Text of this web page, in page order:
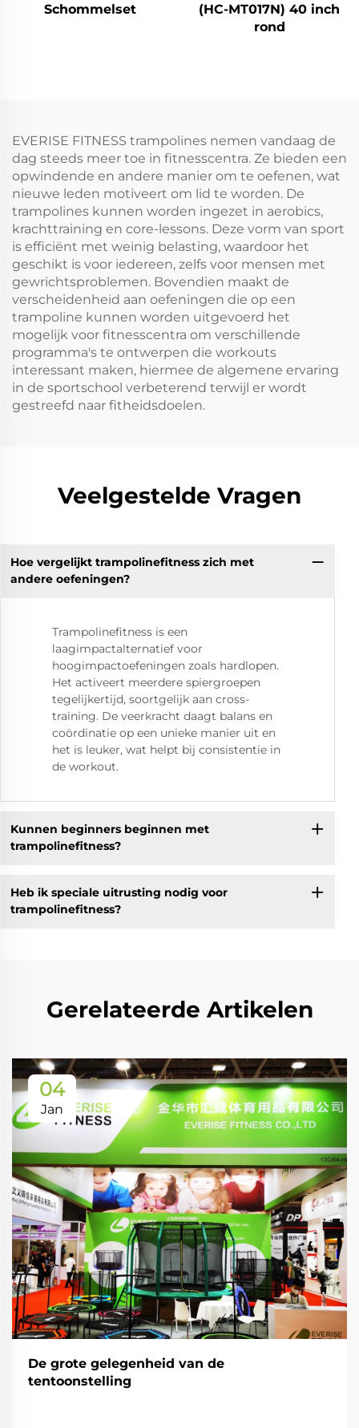
Schommelset
(HC-MT017N) 40 inch
rond
EVERISE FITNESS trampolines nemen vandaag de
dag steeds meer toe in fitnesscentra. Ze bieden een
opwindende en andere manier om te oefenen, wat
nieuwe leden motiveert om lid te worden. De
trampolines kunnen worden ingezet in aerobics,
krachttraining en core-lessons. Deze vorm van sport
is efficiënt met weinig belasting, waardoor het
geschikt is voor iedereen, zelfs voor mensen met
gewrichtsproblemen. Bovendien maakt de
verscheidenheid aan oefeningen die op een
trampoline kunnen worden uitgevoerd het
mogelijk voor fitnesscentra om verschillende
programma's te ontwerpen die workouts
interessant maken, hiermee de algemene ervaring
in de sportschool verbeterend terwijl er wordt
gestreefd naar fitheidsdoelen.
Veelgestelde Vragen
Hoe vergelijkt trampolinefitness zich met
andere oefeningen?
Trampolinefitness is een
laagimpactalternatief voor
hoogimpactoefeningen zoals hardlopen.
Het activeert meerdere spiergroepen
tegelijkertijd, soortgelijk aan cross-
training. De veerkracht daagt balans en
coördinatie op een unieke manier uit en
het is leuker, wat helpt bij consistentie in
de workout.
Kunnen beginners beginnen met
trampolinefitness?
Heb ik speciale uitrusting nodig voor
trampolinefitness?
Gerelateerde Artikelen
04
Jan
De grote gelegenheid van de
tentoonstelling